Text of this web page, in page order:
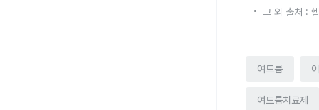
그 외 출처 :
여드름
여드름치료제